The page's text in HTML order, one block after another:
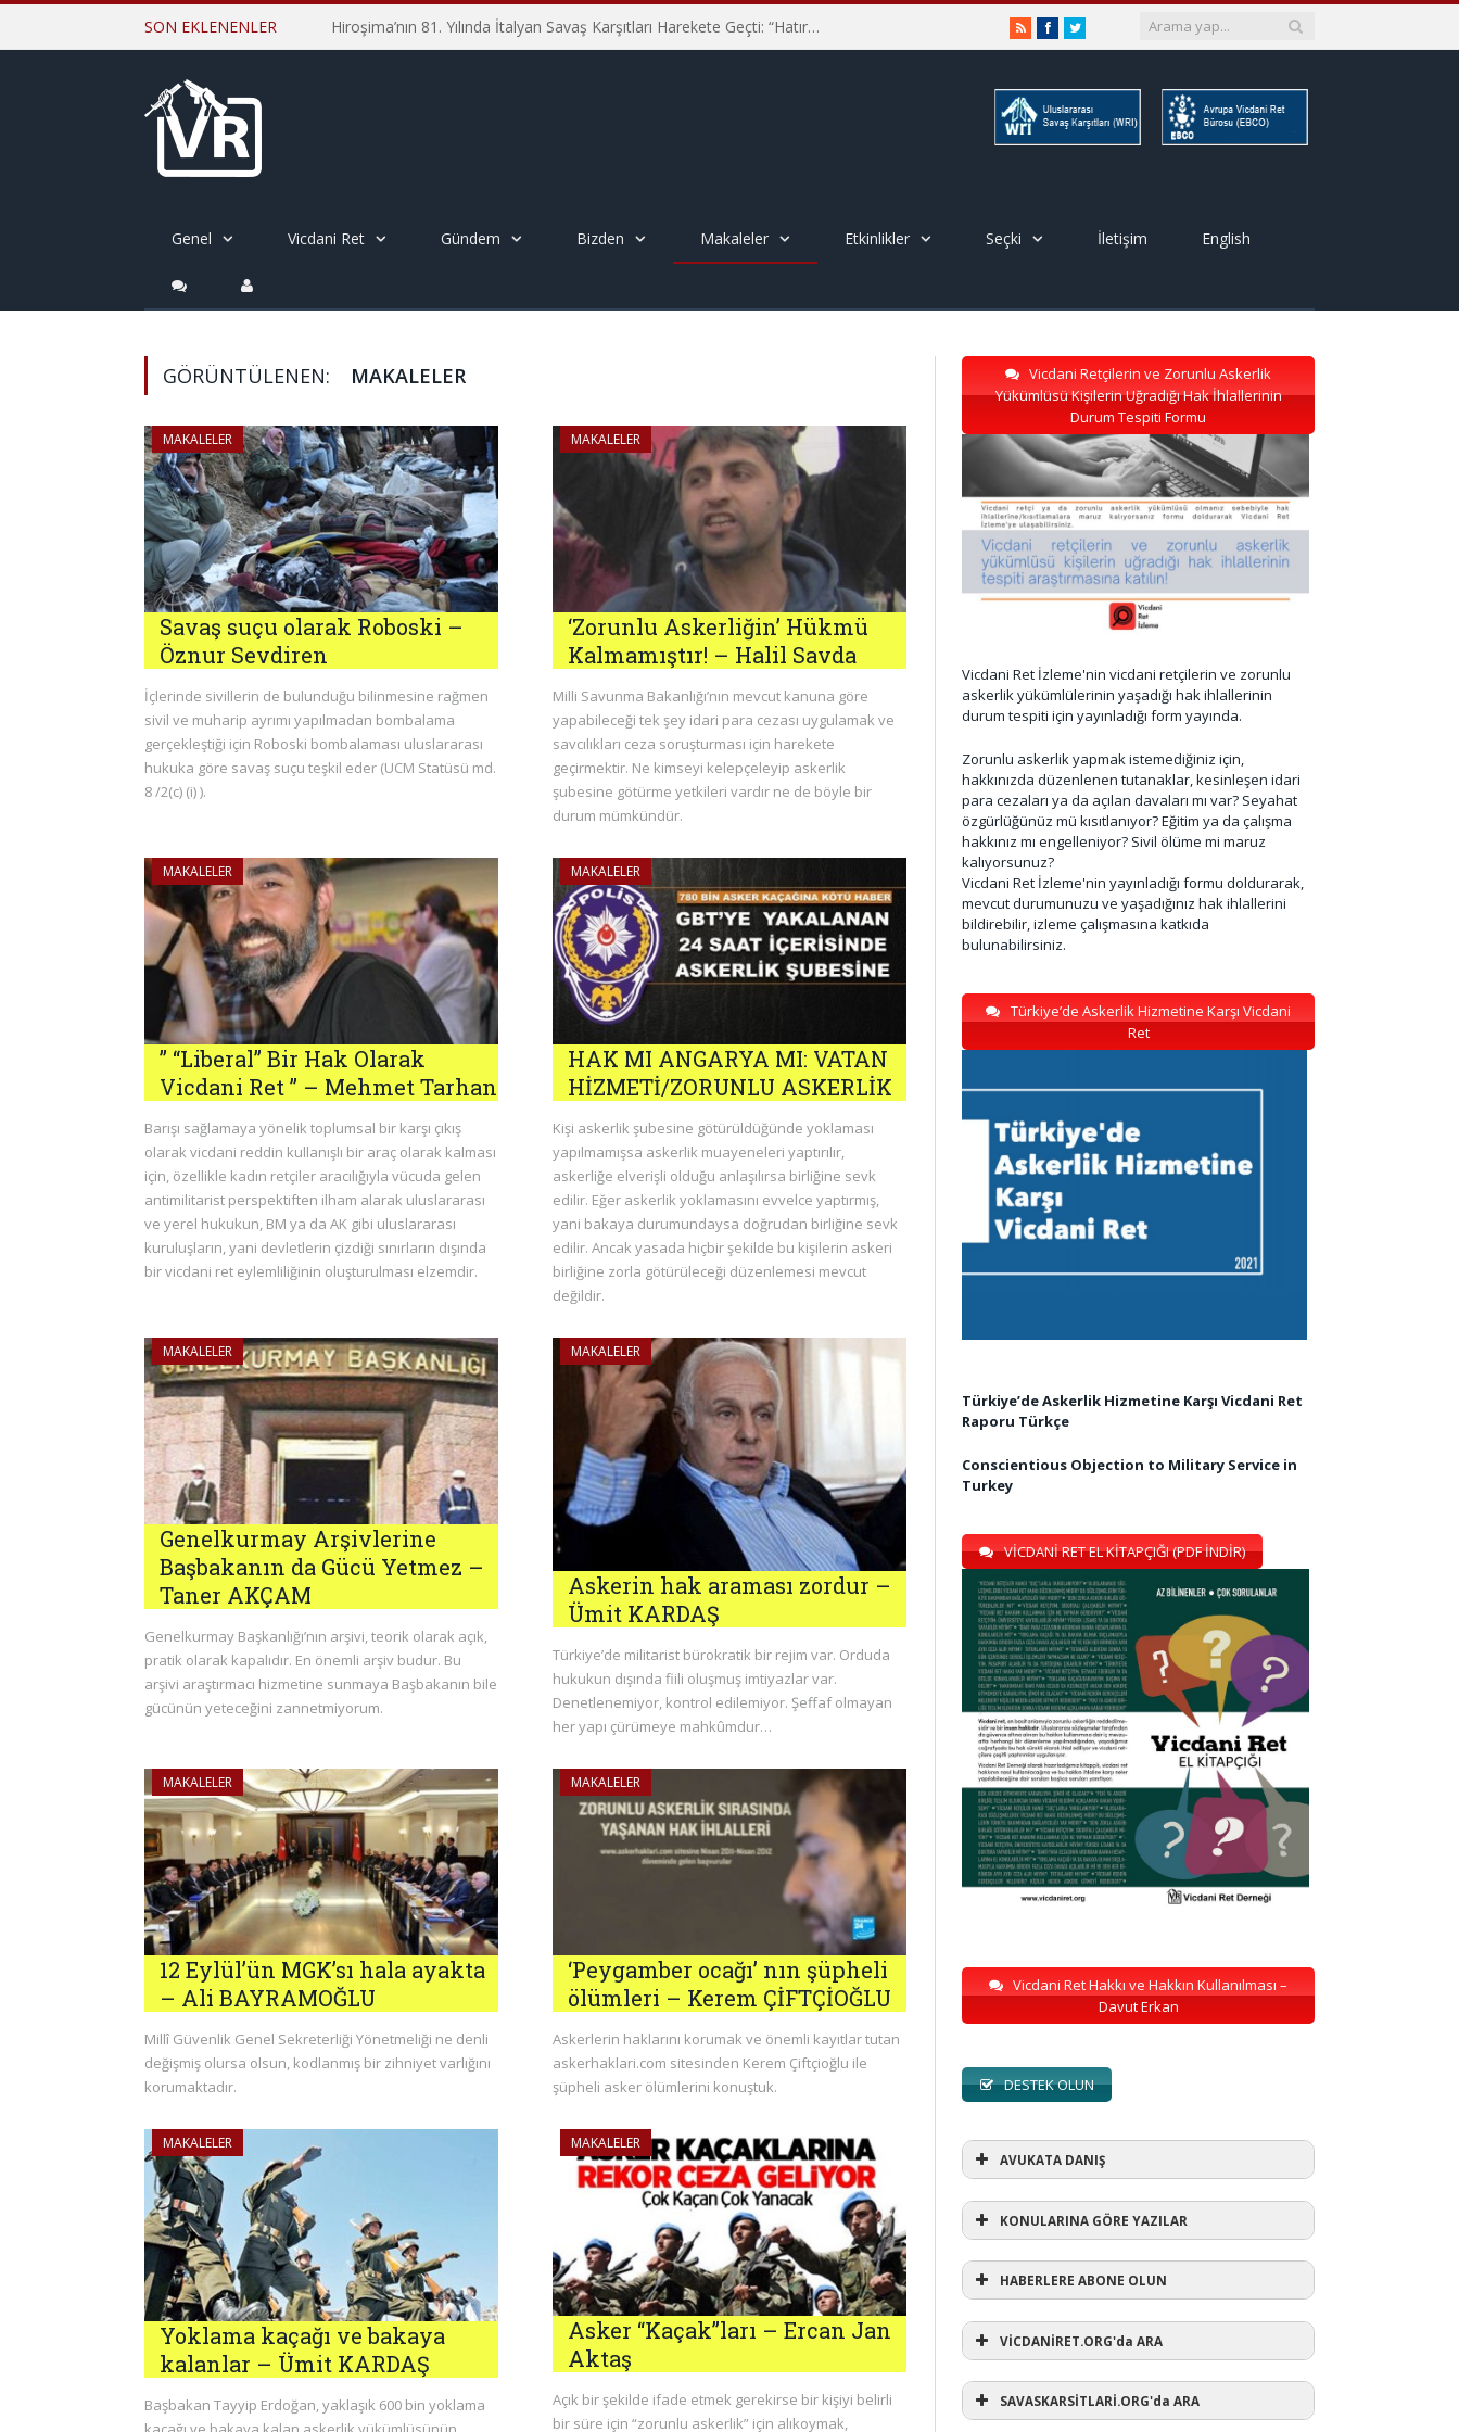
SON EKLENENLER Hiroşima’nın 81. Yılında İtalyan Savaş Karşıtları Harekete Geçti: “Hatırlamak yeterli değil” RSSFacebookTwitter
Genel Vicdani Ret Gündem Bizden Makaleler Etkinlikler Seçki İletişim English
GÖRÜNTÜLENEN: MAKALELER
MAKALELER
Savaş suçu olarak Roboski –
Öznur Sevdiren
İçlerinde sivillerin de bulunduğu bilinmesine rağmen
sivil ve muharip ayrımı yapılmadan bombalama
gerçekleştiği için Roboski bombalaması uluslararası
hukuka göre savaş suçu teşkil eder (UCM Statüsü md.
8 /2(c) (i) ).
MAKALELER
‘Zorunlu Askerliğin’ Hükmü
Kalmamıştır! – Halil Savda
Milli Savunma Bakanlığı’nın mevcut kanuna göre
yapabileceği tek şey idari para cezası uygulamak ve
savcılıkları ceza soruşturması için harekete
geçirmektir. Ne kimseyi kelepçeleyip askerlik
şubesine götürme yetkileri vardır ne de böyle bir
durum mümkündür.
MAKALELER
” “Liberal” Bir Hak Olarak
Vicdani Ret ” – Mehmet Tarhan
Barışı sağlamaya yönelik toplumsal bir karşı çıkış
olarak vicdani reddin kullanışlı bir araç olarak kalması
için, özellikle kadın retçiler aracılığıyla vücuda gelen
antimilitarist perspektiften ilham alarak uluslararası
ve yerel hukukun, BM ya da AK gibi uluslararası
kuruluşların, yani devletlerin çizdiği sınırların dışında
bir vicdani ret eylemliliğinin oluşturulması elzemdir.
MAKALELER
HAK MI ANGARYA MI: VATAN
HİZMETİ/ZORUNLU ASKERLİK
Kişi askerlik şubesine götürüldüğünde yoklaması
yapılmamışsa askerlik muayeneleri yaptırılır,
askerliğe elverişli olduğu anlaşılırsa birliğine sevk
edilir. Eğer askerlik yoklamasını evvelce yaptırmış,
yani bakaya durumundaysa doğrudan birliğine sevk
edilir. Ancak yasada hiçbir şekilde bu kişilerin askeri
birliğine zorla götürüleceği düzenlemesi mevcut
değildir.
MAKALELER
Genelkurmay Arşivlerine
Başbakanın da Gücü Yetmez –
Taner AKÇAM
Genelkurmay Başkanlığı’nın arşivi, teorik olarak açık,
pratik olarak kapalıdır. En önemli arşiv budur. Bu
arşivi araştırmacı hizmetine sunmaya Başbakanın bile
gücünün yeteceğini zannetmiyorum.
MAKALELER
Askerin hak araması zordur –
Ümit KARDAŞ
Türkiye’de militarist bürokratik bir rejim var. Orduda
hukukun dışında fiili oluşmuş imtiyazlar var.
Denetlenemiyor, kontrol edilemiyor. Şeffaf olmayan
her yapı çürümeye mahkûmdur…
MAKALELER
12 Eylül’ün MGK’sı hala ayakta
– Ali BAYRAMOĞLU
Millî Güvenlik Genel Sekreterliği Yönetmeliği ne denli
değişmiş olursa olsun, kodlanmış bir zihniyet varlığını
korumaktadır.
MAKALELER
‘Peygamber ocağı’ nın şüpheli
ölümleri – Kerem ÇİFTÇİOĞLU
Askerlerin haklarını korumak ve önemli kayıtlar tutan
askerhaklari.com sitesinden Kerem Çiftçioğlu ile
şüpheli asker ölümlerini konuştuk.
MAKALELER
Yoklama kaçağı ve bakaya
kalanlar – Ümit KARDAŞ
Başbakan Tayyip Erdoğan, yaklaşık 600 bin yoklama
MAKALELER
Asker “Kaçak”ları – Ercan Jan
Aktaş
Açık bir şekilde ifade etmek gerekirse bir kişiyi belirli
bir süre için “zorunlu askerlik” için alıkoymak,
Vicdani Retçilerin ve Zorunlu Askerlik
Yükümlüsü Kişilerin Uğradığı Hak İhlallerinin
Durum Tespiti Formu
Vicdani Ret İzleme'nin vicdani retçilerin ve zorunlu
askerlik yükümlülerinin yaşadığı hak ihlallerinin
durum tespiti için yayınladığı form yayında.
Zorunlu askerlik yapmak istemediğiniz için,
hakkınızda düzenlenen tutanaklar, kesinleşen idari
para cezaları ya da açılan davaları mı var? Seyahat
özgürlüğünüz mü kısıtlanıyor? Eğitim ya da çalışma
hakkınız mı engelleniyor? Sivil ölüme mi maruz
kalıyorsunuz?
Vicdani Ret İzleme'nin yayınladığı formu doldurarak,
mevcut durumunuzu ve yaşadığınız hak ihlallerini
bildirebilir, izleme çalışmasına katkıda
bulunabilirsiniz.
Türkiye’de Askerlik Hizmetine Karşı Vicdani
Ret
Türkiye’de Askerlik Hizmetine Karşı Vicdani Ret
Raporu Türkçe
Conscientious Objection to Military Service in
Turkey
VİCDANİ RET EL KİTAPÇIĞI (PDF İNDİR)
Vicdani Ret Hakkı ve Hakkın Kullanılması –
Davut Erkan
DESTEK OLUN
AVUKATA DANIŞ
AVUKATA DANIŞ
KONULARINA GÖRE YAZILAR
KONULARINA GÖRE YAZILAR
#refusewar(1)
'dur' ihtarı(3)
HABERLERE ABONE OLUN
VİCDANİRET.ORG'da ARA
SAVASKARSİTLARİ.ORG'da ARA